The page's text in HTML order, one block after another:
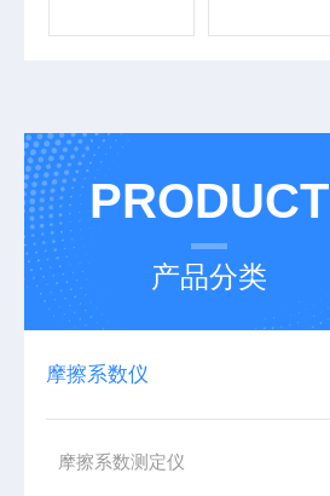
PRODUCT
产品分类
摩擦系数仪
摩擦系数测定仪